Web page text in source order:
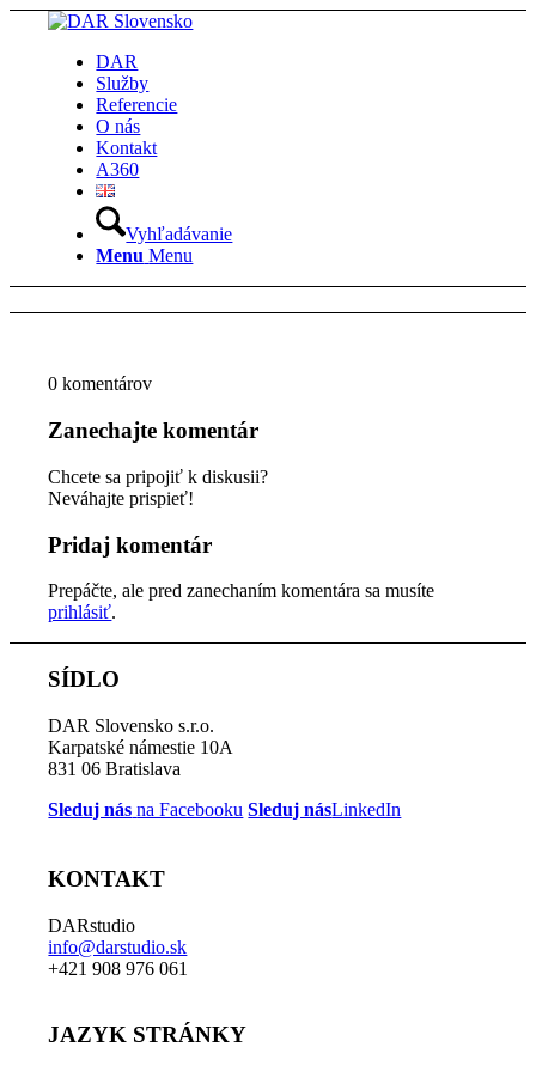
DAR
Služby
Referencie
O nás
Kontakt
A360
Vyhľadávanie
Menu Menu
0 komentárov
Zanechajte komentár
Chcete sa pripojiť k diskusii?
Neváhajte prispieť!
Pridaj komentár
Prepáčte, ale pred zanechaním komentára sa musíte
prihlásiť.
SÍDLO
DAR Slovensko s.r.o.
Karpatské námestie 10A
831 06 Bratislava
Sleduj nás na Facebooku Sleduj násLinkedIn
KONTAKT
DARstudio
info@darstudio.sk
+421 908 976 061
JAZYK STRÁNKY